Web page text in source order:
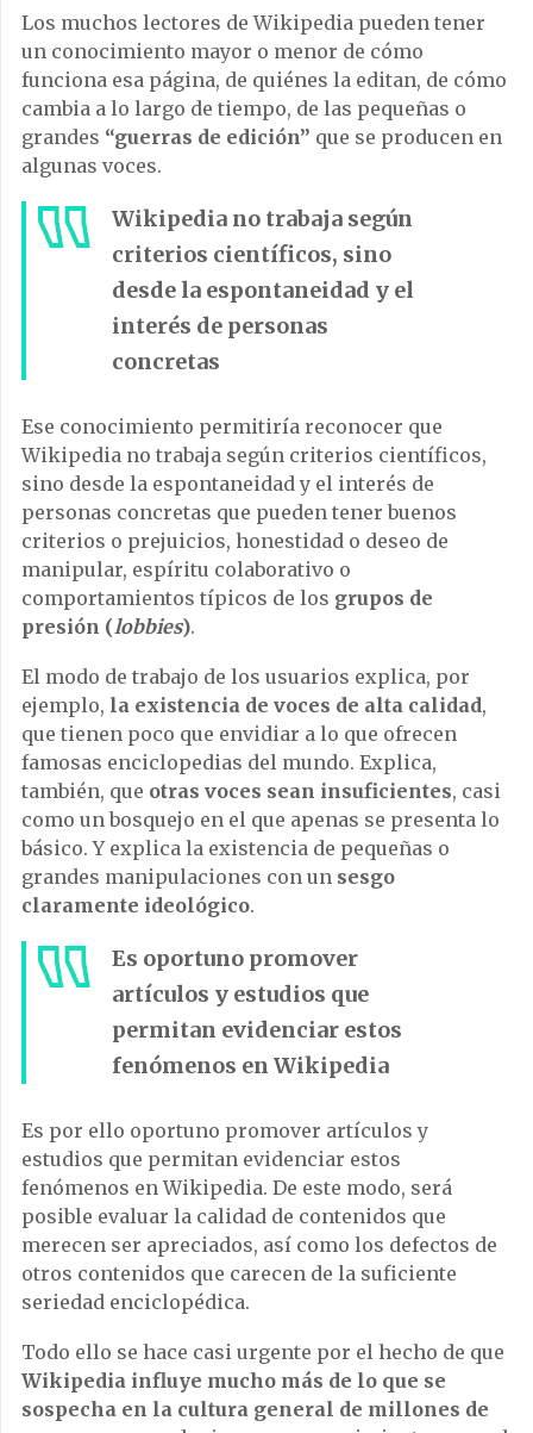
Los muchos lectores de Wikipedia pueden tener
un conocimiento mayor o menor de cómo
funciona esa página, de quiénes la editan, de cómo
cambia a lo largo de tiempo, de las pequeñas o
grandes “guerras de edición” que se producen en
algunas voces.
Wikipedia no trabaja según
criterios científicos, sino
desde la espontaneidad y el
interés de personas
concretas
Ese conocimiento permitiría reconocer que
Wikipedia no trabaja según criterios científicos,
sino desde la espontaneidad y el interés de
personas concretas que pueden tener buenos
criterios o prejuicios, honestidad o deseo de
manipular, espíritu colaborativo o
comportamientos típicos de los grupos de
presión (lobbies).
El modo de trabajo de los usuarios explica, por
ejemplo, la existencia de voces de alta calidad,
que tienen poco que envidiar a lo que ofrecen
famosas enciclopedias del mundo. Explica,
también, que otras voces sean insuficientes, casi
como un bosquejo en el que apenas se presenta lo
básico. Y explica la existencia de pequeñas o
grandes manipulaciones con un sesgo
claramente ideológico.
Es oportuno promover
artículos y estudios que
permitan evidenciar estos
fenómenos en Wikipedia
Es por ello oportuno promover artículos y
estudios que permitan evidenciar estos
fenómenos en Wikipedia. De este modo, será
posible evaluar la calidad de contenidos que
merecen ser apreciados, así como los defectos de
otros contenidos que carecen de la suficiente
seriedad enciclopédica.
Todo ello se hace casi urgente por el hecho de que
Wikipedia influye mucho más de lo que se
sospecha en la cultura general de millones de